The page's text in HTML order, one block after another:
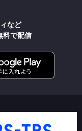
など
料で配信